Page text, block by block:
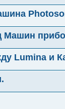
Машин
Lumina и